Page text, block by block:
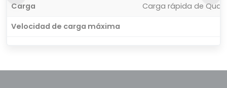
Carga
Carga rápida de
Velocidad de carga máxima